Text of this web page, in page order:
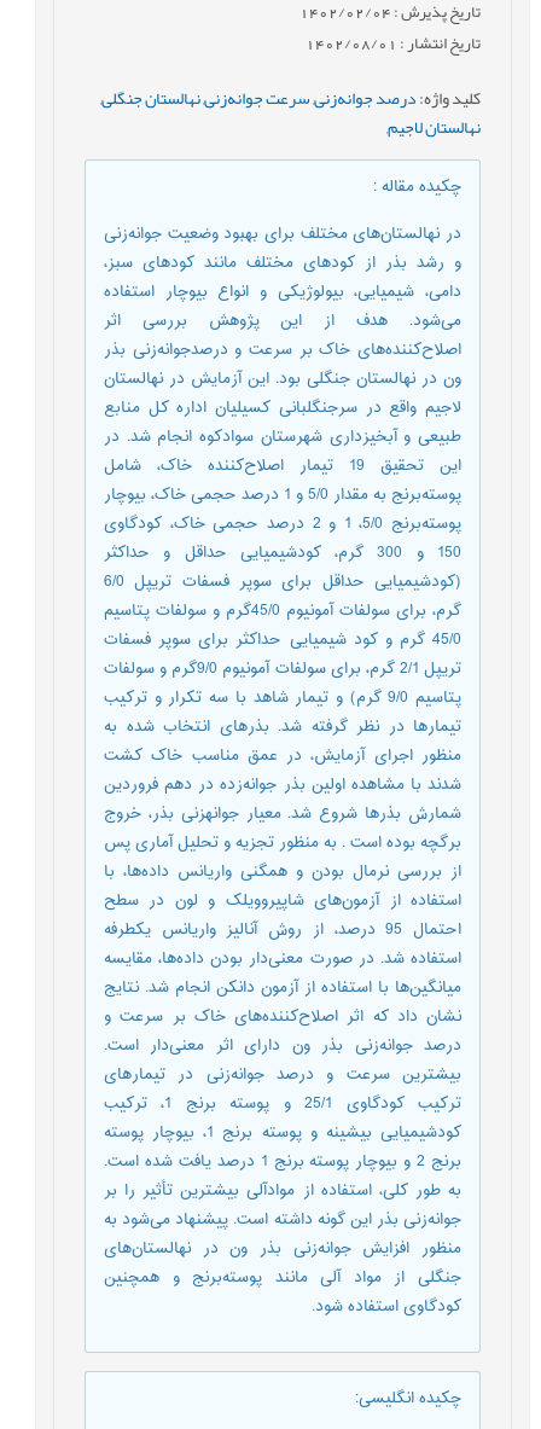
تاریخ پذیرش : 1402/02/04
تاریخ انتشار : 1402/08/01
کلید واژه:درصد جوانه‌زنی,سرعت جوانه‌زنی,نهالستان جنگلی,
نهالستان لاجیم,
چکیده مقاله:
در نهالستان‌های مختلف برای بهبود وضعیت جوانه‌زنی
و رشد بذر از کودهای مختلف مانند کودهای سبز،
دامی، شیمیایی، بیولوژیکی و انواع بیوچار استفاده
می‌شود. هدف از این پژوهش بررسی اثر
اصلاح‌کننده‌های خاک بر سرعت و درصدجوانه‌زنی بذر
ون در نهالستان‌ جنگلی بود. این آزمایش در نهالستان
لاجیم واقع در سرجنگلبانی کسیلیان اداره کل منابع
طبیعی و آبخیزداری شهرستان سوادکوه انجام شد. در
این تحقیق 19 تیمار اصلاح‌کننده خاک، شامل
پوسته‌برنج به مقدار 5/0 و 1 درصد حجمی خاک، بیوچار
پوسته‌برنج 5/0، 1 و 2 درصد حجمی خاک، کودگاوی
150 و 300 ‌گرم، کودشیمیایی حداقل و حداکثر
(کودشیمیایی حداقل برای سوپر فسفات تریپل 6/0
گرم، برای سولفات آمونیوم 45/0گرم و سولفات پتاسیم
45/0 گرم و کود شیمیایی حداکثر برای سوپر فسفات
تریپل 2/1 گرم، برای سولفات آمونیوم 9/0گرم و سولفات
پتاسیم 9/0 گرم) و تیمار شاهد با سه تکرار و ترکیب
تیمارها در نظر گرفته شد. بذرهای انتخاب شده به
منظور اجرای آزمایش، در عمق مناسب خاک کشت
شدند با مشاهده اولین بذر جوانه‌زده در دهم فروردین
شمارش بذرها شروع شد. معیار جوانهزنی بذر، خروج
برگچه بوده است . به منظور تجزیه و تحلیل آماری پس
از بررسی نرمال بودن و همگنی واریانس داده‌ها، با
استفاده از آزمون‌های شاپیروویلک و لون در سطح
احتمال 95 درصد، از روش آنالیز واریانس یکطرفه
استفاده شد. در صورت معنی‌دار بودن داده‌ها، مقایسه
میانگین‌ها با استفاده از آزمون دانکن انجام شد. نتایج
نشان داد که اثر اصلاح‌کننده‌های خاک بر سرعت و
درصد جوانه‌زنی بذر ون دارای اثر معنی‌دار است.
بیشترین سرعت و درصد جوانه‌زنی در تیمارهای
ترکیب کودگاوی 25/1 و پوسته‌ برنج 1، ترکیب
کودشیمیایی بیشینه و پوسته‌ برنج 1، بیوچار پوسته
‌برنج 2 و بیوچار پوسته ‌برنج 1 درصد یافت شده است.
به طور کلی، استفاده از موادآلی بیشترین تأثیر را بر
جوانه‌زنی بذر این گونه داشته است. پیشنهاد می‌شود به
منظور افزایش جوانه‌زنی بذر ون در نهالستان‌های
جنگلی از مواد آلی مانند پوسته‌برنج و همچنین
کودگاوی استفاده شود.
چکیده انگلیسی: